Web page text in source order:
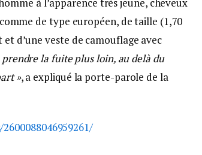
à l’apparence très jeune, cheveux
de type européen, de taille (1,70
d’une veste de camouflage avec
prendre la fuite plus loin, au delà du
», a expliqué la porte-parole de la